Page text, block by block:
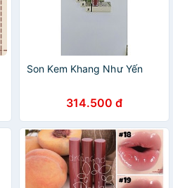
Son Kem Khang Như Yến
314.500 đ